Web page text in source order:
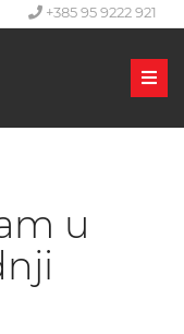
+385 95 9222 921
u